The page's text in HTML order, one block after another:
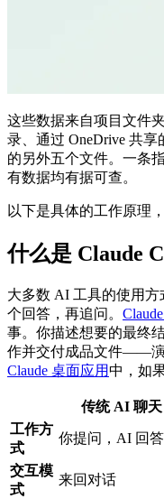
这些数据来自项目文件
录、通过 OneDrive 共
的另外五个文件。一条
有数据均有据可查。
以下是具体的工作原理
什么是 Claude
大多数 AI 工具的使用
个回答，再追问。
事。你描述想要的最终
作并交付成品文件——演
Claude 桌面应用中，如
传统 AI 聊天
工作方
式
你提问，AI 回答
交互模
式
来回对话